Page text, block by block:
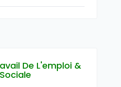
De L'emploi &